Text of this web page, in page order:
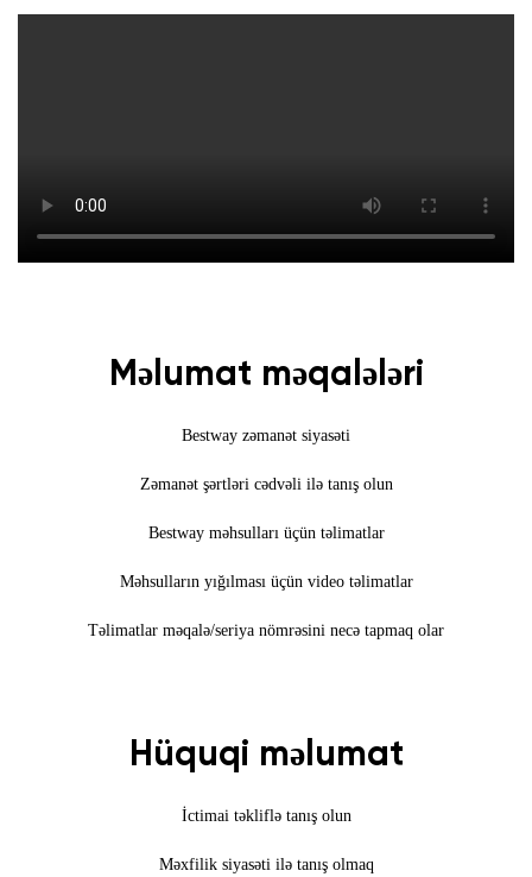
Məlumat məqalələri
Bestway zəmanət siyasəti
Zəmanət şərtləri cədvəli ilə tanış olun
Bestway məhsulları üçün təlimatlar
Məhsulların yığılması üçün video təlimatlar
Təlimatlar məqalə/seriya nömrəsini necə tapmaq olar
Hüquqi məlumat
İctimai təkliflə tanış olun
Məxfilik siyasəti ilə tanış olmaq